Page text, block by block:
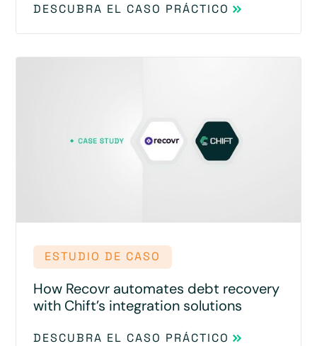
DESCUBRA EL CASO PRÁCTICO
ESTUDIO DE CASO
How Recovr automates debt recovery
with Chift’s integration solutions
DESCUBRA EL CASO PRÁCTICO